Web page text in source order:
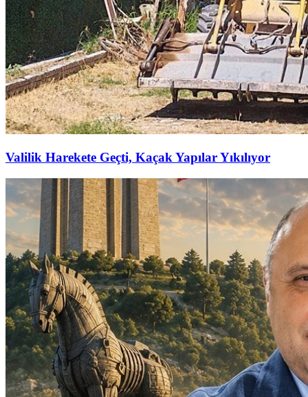
Valilik Harekete Geçti, Kaçak Yapılar Yıkılıyor